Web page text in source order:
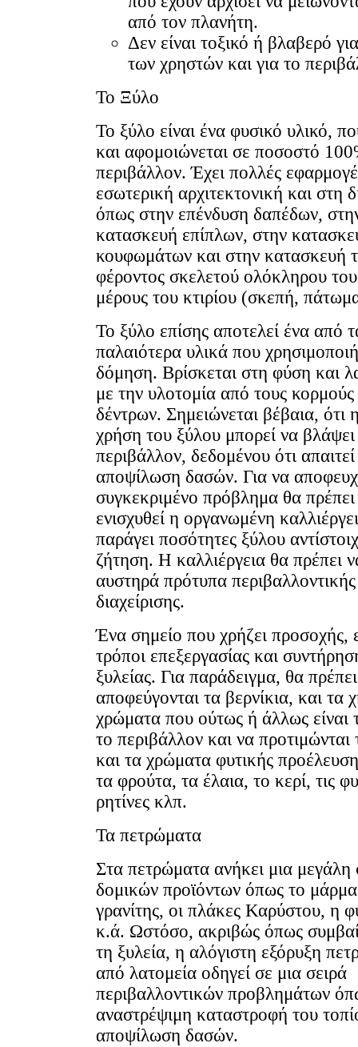
από τον πλανήτη.
Δεν είναι τοξικό ή βλαβερό
των χρηστών και για το
Το Ξύλο
Το ξύλο είναι ένα φυσικό υλικό,
και αφομοιώνεται σε ποσοστό
περιβάλλον. Έχει πολλές
εσωτερική αρχιτεκτονική και στη
όπως στην επένδυση δαπέδων,
κατασκευή επίπλων, στην
κουφωμάτων και στην κατασκευή
φέροντος σκελετού ολόκληρου του
μέρους του κτιρίου (σκεπή,
Το ξύλο επίσης αποτελεί ένα από
παλαιότερα υλικά που
δόμηση. Βρίσκεται στη φύση και
με την υλοτομία από τους
δέντρων. Σημειώνεται βέβαια, ότι
χρήση του ξύλου μπορεί να
περιβάλλον, δεδομένου ότι
αποψίλωση δασών. Για να
συγκεκριμένο πρόβλημα θα
ενισχυθεί η οργανωμένη
παράγει ποσότητες ξύλου
ζήτηση. Η καλλιέργεια θα πρέπει
αυστηρά πρότυπα περιβαλλοντικής
διαχείρισης.
Ένα σημείο που χρήζει προσοχής,
τρόποι επεξεργασίας και
ξυλείας. Για παράδειγμα, θα
αποφεύγονται τα βερνίκια, και τα
χρώματα που ούτως ή άλλως είναι
το περιβάλλον και να προτιμώνται
και τα χρώματα φυτικής
τα φρούτα, τα έλαια, το κερί, τις
ρητίνες κλπ.
Τα πετρώματα
Στα πετρώματα ανήκει μια μεγάλη
δομικών προϊόντων όπως το
γρανίτης, οι πλάκες Καρύστου, η
κ.ά. Ωστόσο, ακριβώς όπως
τη ξυλεία, η αλόγιστη εξόρυξη
από λατομεία οδηγεί σε μια σειρά
περιβαλλοντικών προβλημάτων
αναστρέψιμη καταστροφή του
αποψίλωση δασών.